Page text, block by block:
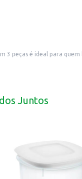
3 peças é ideal para
Juntos